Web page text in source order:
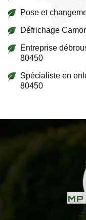
Pose et
Défrichage
Entreprise
80450
Spécialiste en
80450